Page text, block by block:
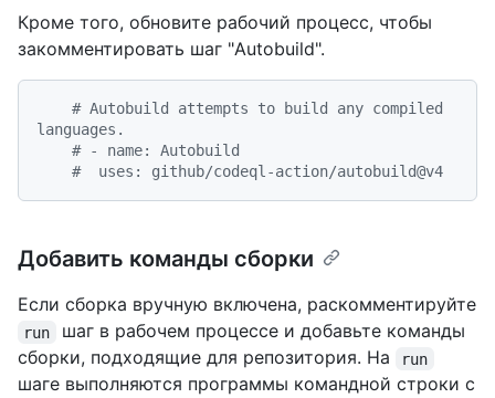
Кроме того, обновите рабочий процесс, чтобы
закомментировать шаг "Autobuild".
# Autobuild attempts to build any compiled
languages.
# - name: Autobuild
#  uses: github/codeql-action/autobuild@v4
Добавить команды сборки
Если сборка вручную включена, раскомментируйте
run
шаг в рабочем процессе и добавьте команды
сборки, подходящие для репозитория. На
run
шаге выполняются программы командной строки с